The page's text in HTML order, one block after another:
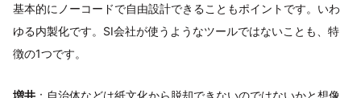
基本的にノーコードで自由設計できることもポイントです。いわ
ゆる内製化です。SI会社が使うようなツールではないことも、特
徴の1つです。
増井 ：自治体などは紙文化から脱却できないのではないかと想像